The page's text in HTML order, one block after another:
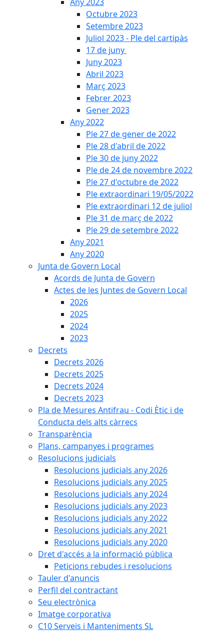
Octubre 2023
Setembre 2023
Juliol 2023 - Ple del cartipàs
17 de juny
Juny 2023
Abril 2023
Març 2023
Febrer 2023
Gener 2023
Any 2022
Ple 27 de gener de 2022
Ple 28 d'abril de 2022
Ple 30 de juny 2022
Ple de 24 de novembre 2022
Ple 27 d'octubre de 2022
Ple extraordinari 19/05/2022
Ple extraordinari 12 de juliol
Ple 31 de març de 2022
Ple 29 de setembre 2022
Any 2021
Any 2020
Junta de Govern Local
Acords de Junta de Govern
Actes de les Juntes de Govern Local
2026
2025
2024
2023
Decrets
Decrets 2026
Decrets 2025
Decrets 2024
Decrets 2023
Pla de Mesures Antifrau - Codi Ètic i de
Conducta dels alts càrrecs
Transparència
Plans, campanyes i programes
Resolucions judicials
Resolucions judicials any 2026
Resolucions judicials any 2025
Resolucions judicials any 2024
Resolucions judicials any 2023
Resolucions judicials any 2022
Resolucions judicials any 2021
Resolucions judicials any 2020
Dret d'accés a la informació pública
Peticions rebudes i resolucions
Tauler d'anuncis
Perfil del contractant
Seu electrònica
Imatge corporativa
C10 Serveis i Manteniments SL